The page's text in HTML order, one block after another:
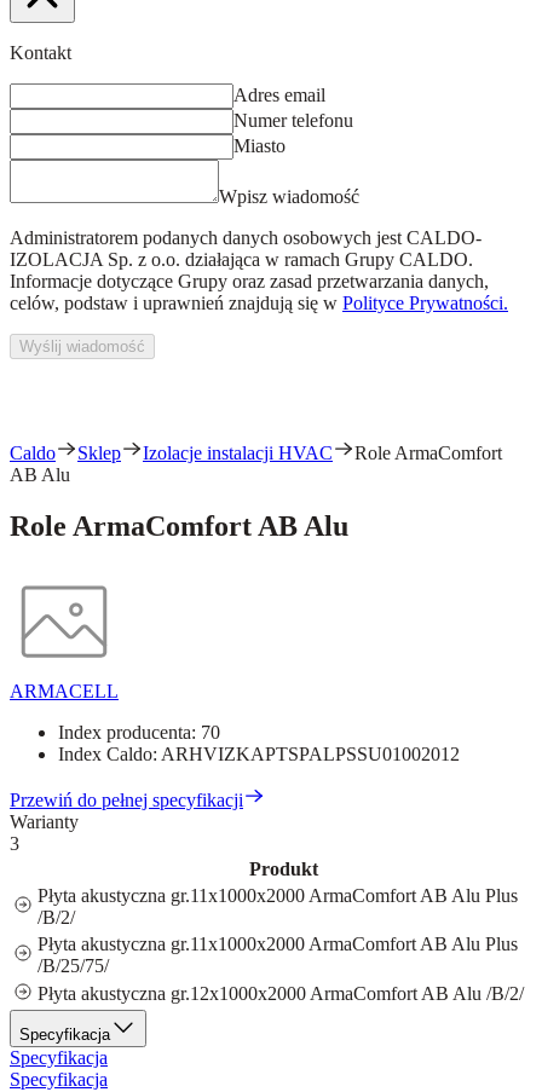
Kontakt
Adres email
Numer telefonu
Miasto
Wpisz wiadomość
Administratorem podanych danych osobowych jest CALDO-
IZOLACJA Sp. z o.o. działająca w ramach Grupy CALDO.
Informacje dotyczące Grupy oraz zasad przetwarzania danych,
celów, podstaw i uprawnień znajdują się w Polityce Prywatności.
Wyślij wiadomość
Caldo Sklep Izolacje instalacji HVAC
Role ArmaComfort
AB Alu
Role ArmaComfort AB Alu
ARMACELL
Index producenta: 70
Index Caldo: ARHVIZKAPTSPALPSSU01002012
Przewiń do pełnej specyfikacji
Warianty
3
Produkt
Płyta akustyczna gr.11x1000x2000 ArmaComfort AB Alu Plus
/B/2/
Płyta akustyczna gr.11x1000x2000 ArmaComfort AB Alu Plus
/B/25/75/
Płyta akustyczna gr.12x1000x2000 ArmaComfort AB Alu /B/2/
Specyfikacja
Specyfikacja
Specyfikacja